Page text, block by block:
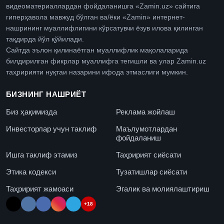
видеоматериаллардан фойдаланишга «Zamin.uz» сайтига
гиперҳавола мавжуд бўлган ва/ёки «Zamin» интернет-
нашрининг муаллифлигини кўрсатувчи ёзув илова қилинган
тақдирда йўл қўйилади.
Сайтда эълон қилинаётган муаллифлик мақолаларида
билдирилган фикрлар муаллифга тегишли ва улар Zamin.uz
таҳририяти нуқтаи назарини ифода этмаслиги мумкин.
БИЗНИНГ НАШРИЁТ
Биз ҳақимизда
Реклама жойлаш
Инвесторлар учун таклиф
Маълумотлардан
фойдаланиш
Ишга таклиф этамиз
Таҳририят сиёсати
Этика кодекси
Тузатишлар сиёсати
Таҳририят жамоаси
Эгалик ва молиялаштириш
+18